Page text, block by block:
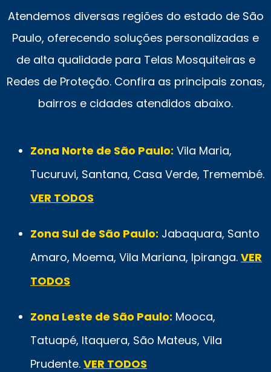
Atendemos diversas regiões do estado de São
Paulo, oferecendo soluções personalizadas e
de alta qualidade para Telas Mosquiteiras e
Redes de Proteção. Confira as principais zonas,
bairros e cidades atendidos abaixo.
Zona Norte de São Paulo: Vila Maria,
Tucuruvi, Santana, Casa Verde, Tremembé.
VER TODOS
Zona Sul de São Paulo: Jabaquara, Santo
Amaro, Moema, Vila Mariana, Ipiranga. VER
TODOS
Zona Leste de São Paulo: Mooca,
Tatuapé, Itaquera, São Mateus, Vila
Prudente. VER TODOS